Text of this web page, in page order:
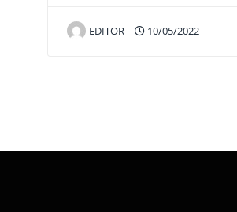
EDITOR 10/05/2022